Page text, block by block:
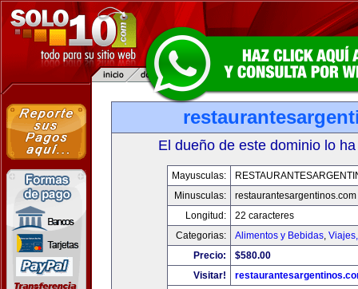
El dueño de este dominio lo
Mayusculas:
Minusculas:
restaurantesargentinos.com
Longitud:
22 caracteres
Categorias:
Alimentos y Bebidas,
Precio:
$580.00
Visitar!